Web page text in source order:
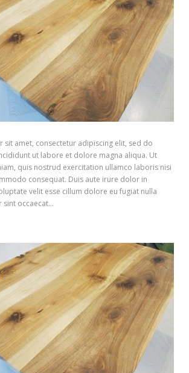
sit amet, consectetur adipiscing elit, sed do
ut labore et dolore magna aliqua. Ut
quis nostrud exercitation ullamco laboris nisi
consequat. Duis aute irure dolor in
velit esse cillum dolore eu fugiat nulla
sint occaecat…